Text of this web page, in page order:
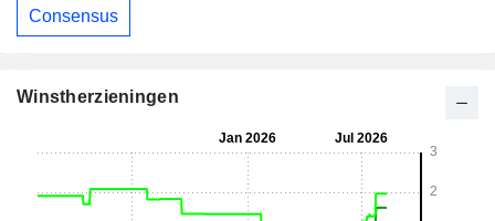
Consensus
Winstherzieningen